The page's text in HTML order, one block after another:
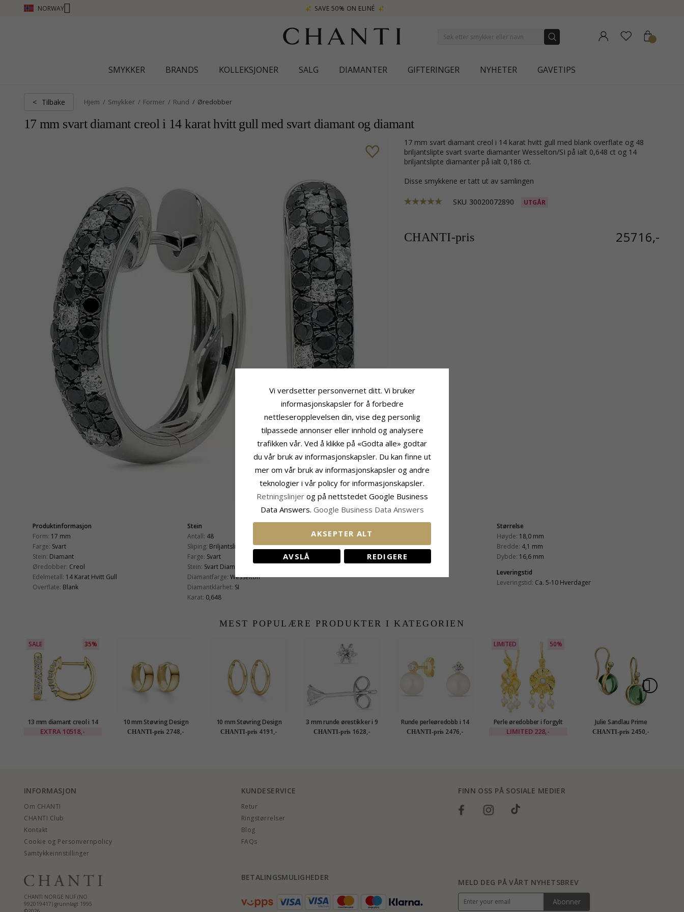
NORWAY SAVE 50% ON ELINÉ
SMYKKER BRANDS KOLLEKSJONER SALG DIAMANTER GIFTERINGER NYHETER GAVETIPS
< Tilbake Hjem Smykker Former Rund Øredobber
17 mm svart diamant creol i 14 karat hvitt gull med svart diamant og diamant
17 mm svart diamant creol i 14 karat hvitt gull med blank overflate og 48
briljantslipte svart svarte diamanter Wesselton/SI på ialt 0,648 ct og 14
briljantslipte diamanter på ialt 0,186 ct.
Disse smykkene er tatt ut av samlingen
SKU 30020072890 UTGÅR
CHANTI-pris 25716,-
Produktinformasjon
Form: 17 mm
Farge: Svart
Stein: Diamant
Øredobber: Creol
Edelmetall: 14 Karat Hvitt Gull
Overflate: Blank
Stein
Antall: 48
Sliping: Briljantslipt
Farge: Svart
Stein: Svart Diamant
Diamantfarge: Wesselton
Diamantklarhet: SI
Karat: 0,648
Antall:14
Sliping:Briljantslipt
Diamant
Størrelse
Høyde: 18,0 mm
Bredde: 4,1 mm
Dybde: 16,6 mm
Leveringstid
Leveringstid: Ca. 5-10 Hverdager
MEST POPULÆRE PRODUKTER I KATEGORIEN
SALE 35%
13 mm diamant creol i 14
karat gull med diamant
EXTRA 10518,-
10 mm Støvring Design
creol i 8 karat
CHANTI-pris 2748,-
10 mm Støvring Design
creol i 14 karat gull
CHANTI-pris 4191,-
3 mm runde ørestikker i 9
karat hvitt gull med zirkon
CHANTI-pris 1628,-
Runde perleøredobb i 14
karat gull med zirkon -
Gold Collection
CHANTI-pris 2476,-
LIMITED 50%
Perle øredobber i forgylt
messing - Eliné
LIMITED 228,-
Julie Sandlau Prime
lysegrønne øredobber i
forgylt sølv
CHANTI-pris 2450,-
INFORMASJON
Om CHANTI
CHANTI Club
Kontakt
Cookie og Personvernpolicy
Samtykkeinnstillinger
KUNDESERVICE
Retur
Ringstørrelser
Blog
FAQs
FINN OSS PÅ SOSIALE MEDIER
CHANTI NORGE NUF (NO
992019417) grunnlagt 1995
BETALINGSMULIGHEDER
MELD DEG PÅ VÅRT NYHETSBREV
Abonner
Vi verdsetter personvernet ditt. Vi bruker
informasjonskapsler for å forbedre
nettleseropplevelsen din, vise deg personlig
tilpassede annonser eller innhold og analysere
trafikken vår. Ved å klikke på «Godta alle» godtar
du vår bruk av informasjonskapsler. Du kan finne ut
mer om vår bruk av informasjonskapsler og andre
teknologier i vår policy for informasjonskapsler.
Retningslinjer og på nettstedet Google Business
Data Answers. Google Business Data Answers
AKSEPTER ALT
AVSLÅ REDIGERE